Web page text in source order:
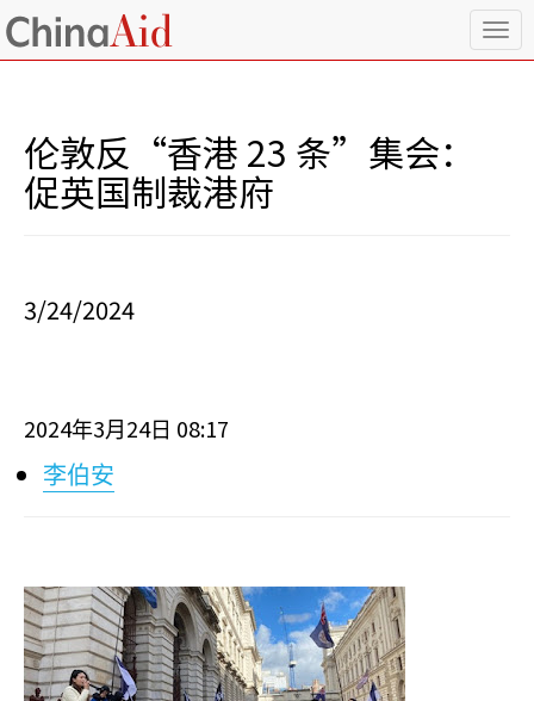
T
o
伦敦反“香港 23 条”集会：
促英国制裁港府
3/24/2024
2024年3月 24日 08:17
李伯安